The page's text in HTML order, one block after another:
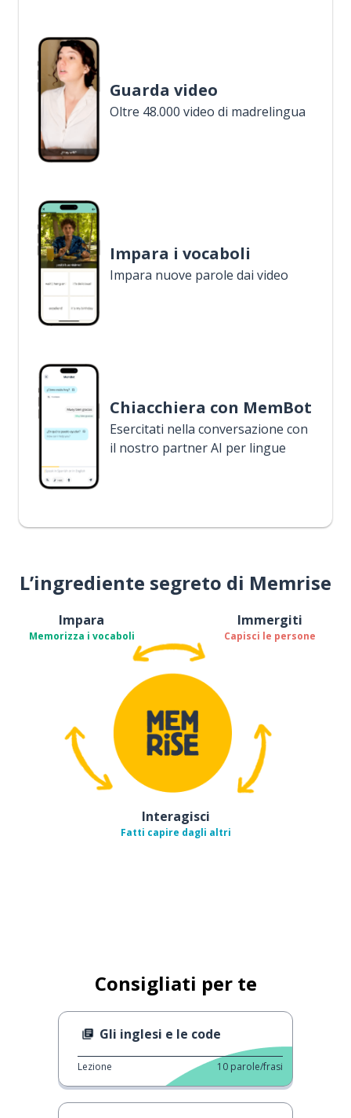
Guarda video
Oltre 48.000 video di madrelingua
Impara i vocaboli
Impara nuove parole dai video
Chiacchiera con MemBot
Esercitati nella conversazione con
il nostro partner AI per lingue
L’ingrediente segreto di Memrise
Impara
Memorizza i vocaboli
Immergiti
Capisci le persone
Interagisci
Fatti capire dagli altri
Consigliati per te
Gli inglesi e le code
Lezione 10 parole/frasi